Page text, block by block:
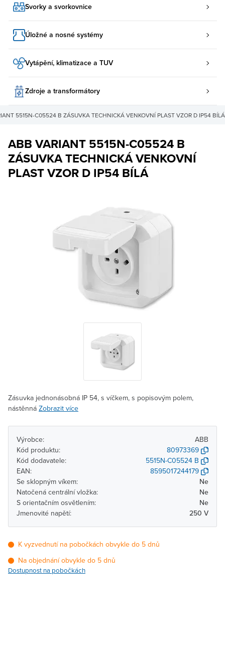
Svorky a svorkovnice
Úložné a nosné systémy
Vytápění, klimatizace a TUV
Zdroje a transformátory
5515N-C05524 B ZÁSUVKA TECHNICKÁ VENKOVNÍ PLAST VZOR D IP54 BÍLÁ
ABB VARIANT 5515N-C05524 B
ZÁSUVKA TECHNICKÁ VENKOVNÍ
PLAST VZOR D IP54 BÍLÁ
Zásuvka jednonásobná IP 54, s víčkem, s popisovým polem,
nástěnná Zobrazit více
Výrobce:
ABB
Kód produktu:
80973369
Kód dodavatele:
5515N-C05524 B
EAN:
8595017244179
Se sklopným víkem:
Ne
Natočená centrální vložka:
Ne
S orientačním osvětlením:
Ne
Jmenovité napětí:
250 V
K vyzvednutí na pobočkách obvykle do 5 dnů
Na objednání obvykle do 5 dnů
Dostupnost na pobočkách